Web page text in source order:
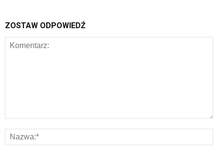
ZOSTAW ODPOWIEDŹ